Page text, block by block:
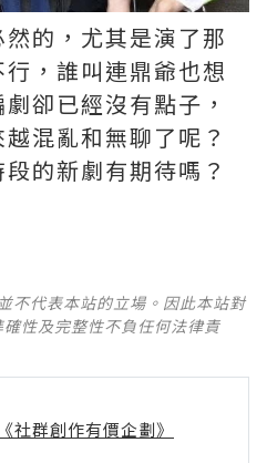
的，尤其是演了那
，誰叫連鼎爺也想
卻已經沒有點子，
混亂和無聊了呢？
的新劇有期待嗎？
不代表本站的立場。因此本站對
性及完整性不負任何法律責
社群創作有價企劃》